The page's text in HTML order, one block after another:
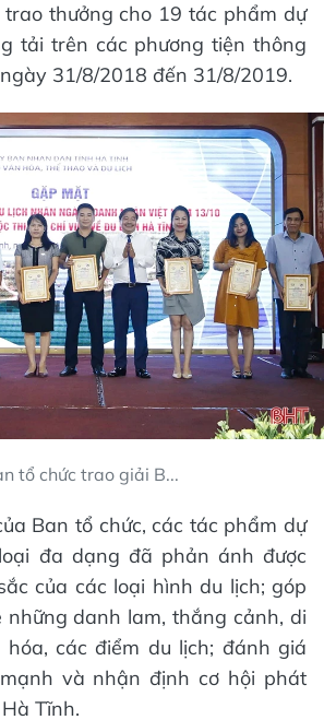
thưởng cho 19 tác phẩm dự
tải trên các phương tiện thông
31/8/2018 đến 31/8/2019.
tổ chức trao giải B...
Ban tổ chức, các tác phẩm dự
đa dạng đã phản ánh được
của các loại hình du lịch; góp
những danh lam, thắng cảnh, di
các điểm du lịch; đánh giá
và nhận định cơ hội phát
Tĩnh.